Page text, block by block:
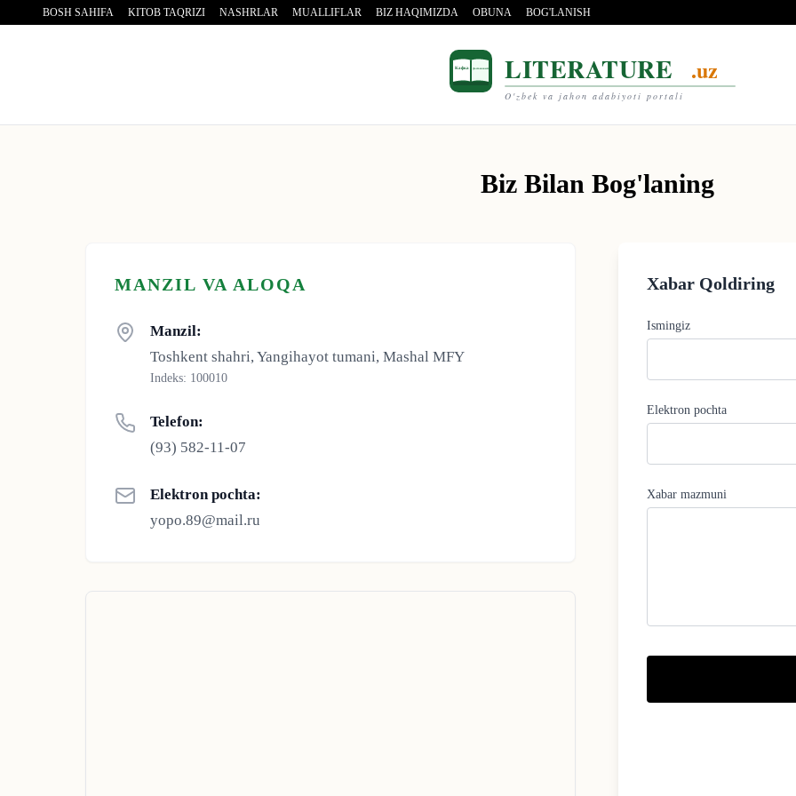
BOSH SAHIFA KITOB TAQRIZI NASHRLAR MUALLIFLAR BIZ HAQIMIZDA OBUNA BOG'LANISH
Кафка Достоевский LITERATURE .uz
O'zbek va jahon adabiyoti portali
Biz Bilan Bog'laning
MANZIL VA ALOQA
Manzil:
Toshkent shahri, Yangihayot tumani, Mashal MFY
Indeks: 100010
Telefon:
(93) 582-11-07
Elektron pochta:
yopo.89@mail.ru
Xabar Qoldiring
Ismingiz
Elektron pochta
Xabar mazmuni